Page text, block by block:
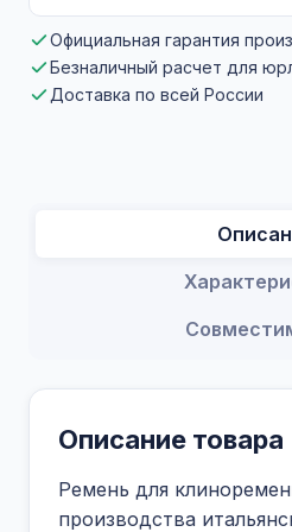
Официальная гарантия
Безналичный расчет для
Доставка по всей России
Описание товара
Ремень для
производства